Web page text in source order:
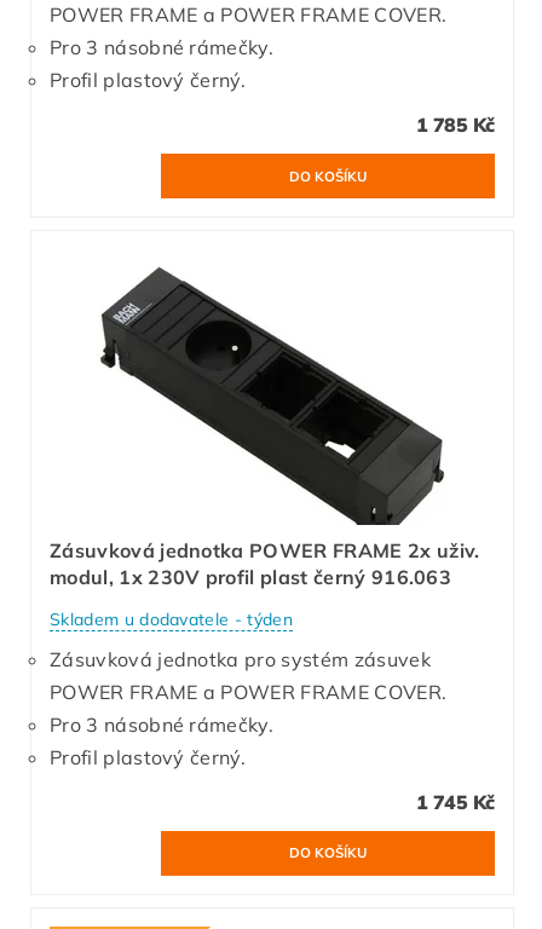
POWER FRAME a POWER FRAME COVER.
Pro 3 násobné rámečky.
Profil plastový černý.
1 785 Kč
Zásuvková jednotka POWER FRAME 2x uživ.
modul, 1x 230V profil plast černý 916.063
Skladem u dodavatele - týden
Zásuvková jednotka pro systém zásuvek
POWER FRAME a POWER FRAME COVER.
Pro 3 násobné rámečky.
Profil plastový černý.
1 745 Kč